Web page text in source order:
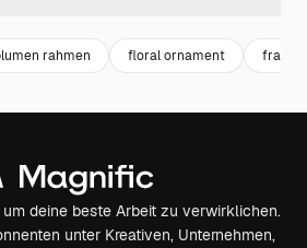
rahmen floral ornament frame
deine beste Arbeit zu verwirklichen.
unter Kreativen, Unternehmen,